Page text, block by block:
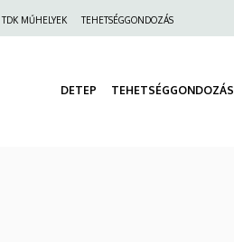
TDK MŰHELYEK TEHETSÉGGONDOZÁS
DETEP TEHETSÉGGONDOZÁS